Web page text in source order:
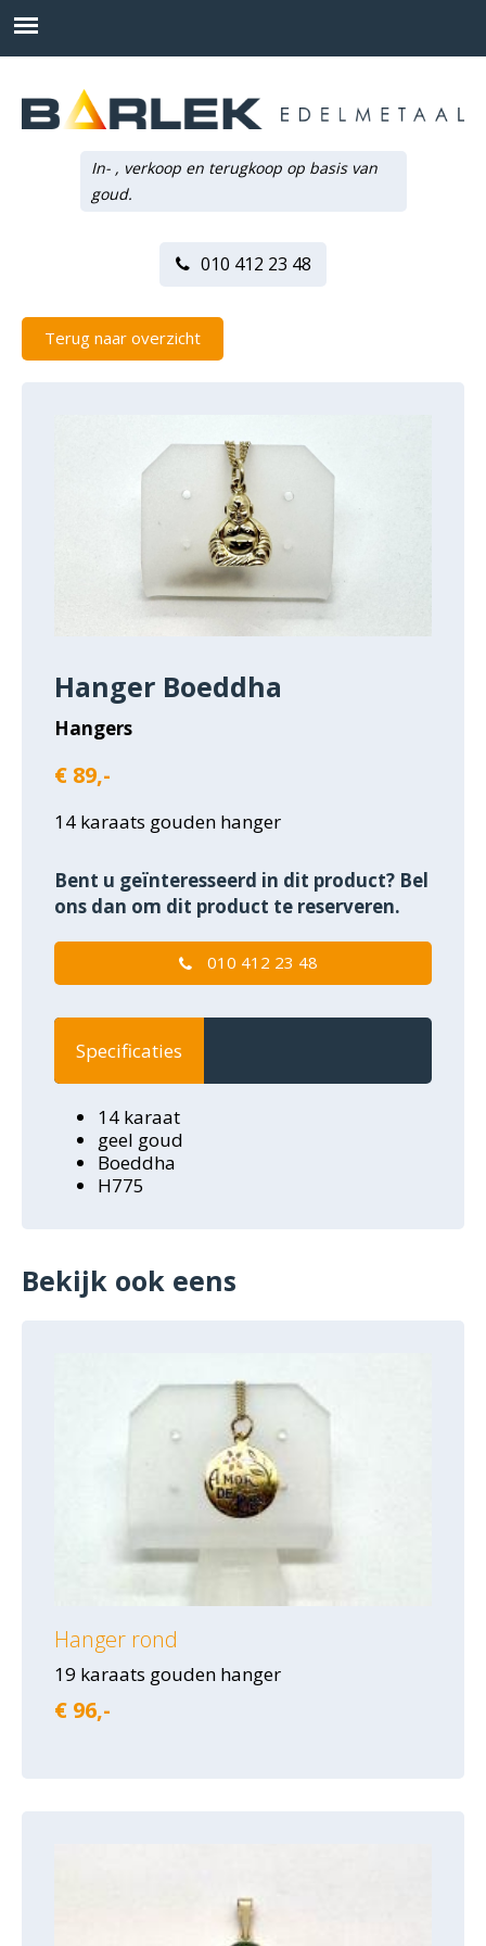
In- , verkoop en terugkoop op basis van
goud.
010 412 23 48
Terug naar overzicht
Hanger Boeddha
Hangers
€ 89,-
14 karaats gouden hanger
Bent u geïnteresseerd in dit product? Bel
ons dan om dit product te reserveren.
010 412 23 48
Specificaties
14 karaat
geel goud
Boeddha
H775
Bekijk ook eens
Hanger rond
19 karaats gouden hanger
€ 96,-